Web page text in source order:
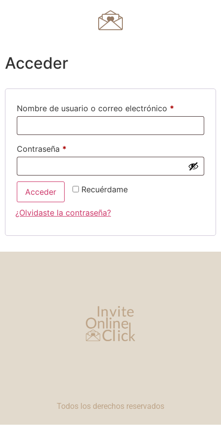
Acceder
Nombre de usuario o correo electrónico *
Contraseña *
Recuérdame
Acceder
¿Olvidaste la contraseña?
Todos los derechos reservados